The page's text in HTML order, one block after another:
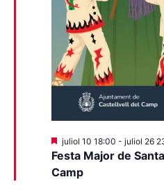
Festa Major de
Camp
Destacats
juliol 10 18:00 - juliol 26